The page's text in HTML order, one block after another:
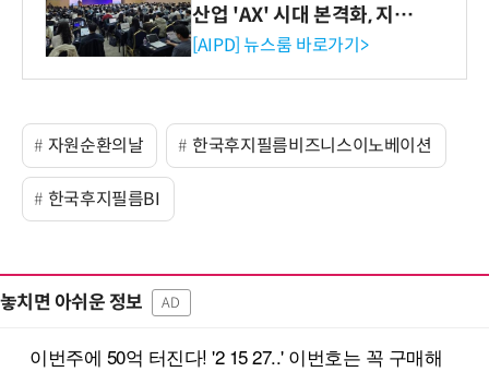
산업 'AX' 시대 본격화, 지식
재산처 1호 AI IP데이터분석
[AIPD] 뉴스룸 바로가기>
자원순환의날 한국후지필름비즈니스이노베이션
한국후지필름BI
놓치면 아쉬운 정보 AD